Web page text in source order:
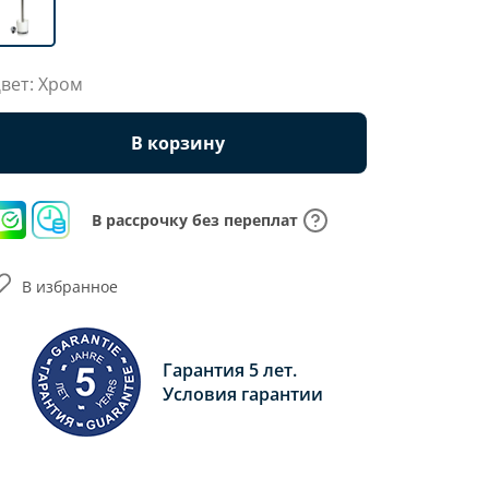
Хром
В корзину
В рассрочку без переплат
Гарантия 5 лет.
Условия гарантии
В избранное